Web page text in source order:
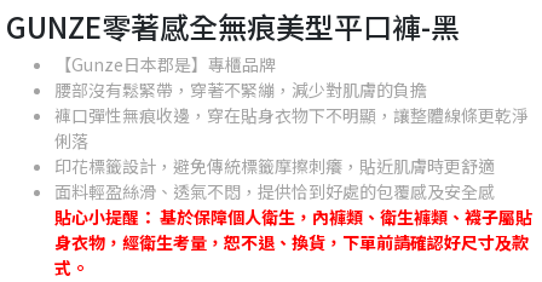
GUNZE零著感全無痕美型平口褲-黑
【Gunze日本郡是】專櫃品牌
腰部沒有鬆緊帶，穿著不緊繃，減少對肌膚的負擔
褲口彈性無痕收邊，穿在貼身衣物下不明顯，讓整體線條更乾淨
俐落
印花標籤設計，避免傳統標籤摩擦刺癢，貼近肌膚時更舒適
面料輕盈絲滑、透氣不悶，提供恰到好處的包覆感及安全感
貼心小提醒： 基於保障個人衛生，內褲類、衛生褲類、襪子屬貼
身衣物，經衛生考量，恕不退、換貨，下單前請確認好尺寸及款
式。